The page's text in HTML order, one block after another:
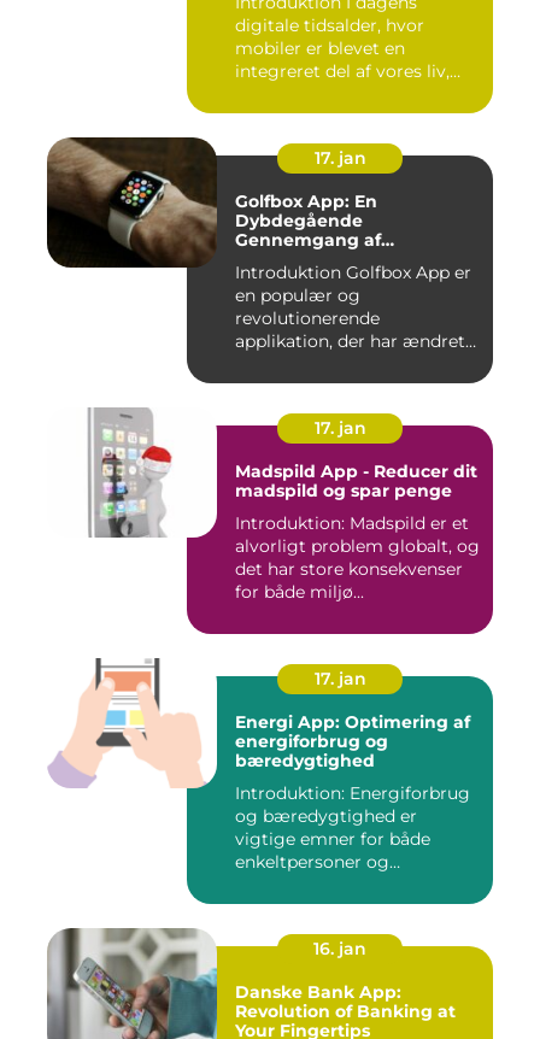
digitale tidsalder, hvor
mobiler er blevet en
integreret del af vores liv,
17. jan
Golfbox App: En
Dybdegående
Gennemgang af
Introduktion Golfbox App er
en populær og
revolutionerende
applikation, der har ændret
17. jan
Madspild App - Reducer dit
madspild og spar penge
Introduktion: Madspild er et
alvorligt problem globalt, og
det har store konsekvenser
for både miljø...
17. jan
Energi App: Optimering af
energiforbrug og
bæredygtighed
Introduktion: Energiforbrug
og bæredygtighed er
vigtige emner for både
enkeltpersoner og
16. jan
Danske Bank App:
Revolution of Banking at
Your Fingertips